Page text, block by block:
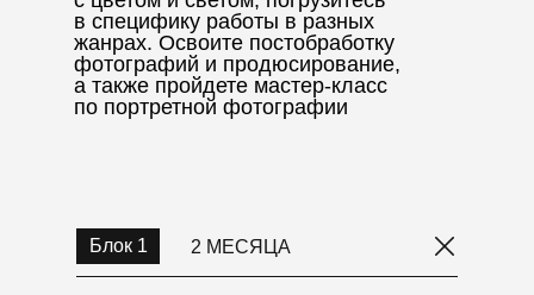
и Британской высшей школе
дизайна. Клиенты: Mars,
Nestle, Unilever, Pepsi,
Аэрофлот. Победитель
фестивалей Liverpool
Independent Film Festival,
Versi di Luce, TMFF, Selby
в специфику работы в разных
жанрах. Освоите постобработку
фотографий и продюсирование,
а также пройдете мастер-класс
по портретной фотографии
2 МЕСЯЦА
Блок 1